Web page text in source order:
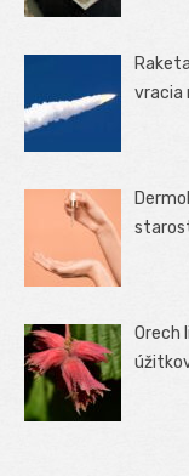
vracia
Orech